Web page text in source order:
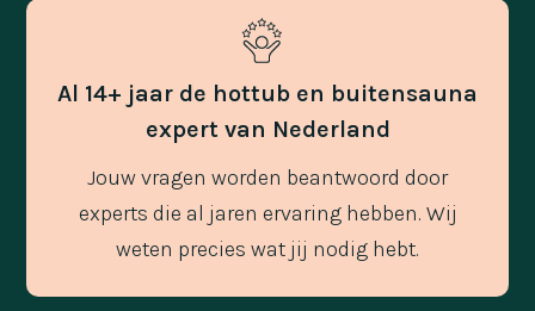
Al 14+ jaar de hottub en buitensauna
expert van Nederland
Jouw vragen worden beantwoord door
experts die al jaren ervaring hebben. Wij
weten precies wat jij nodig hebt.